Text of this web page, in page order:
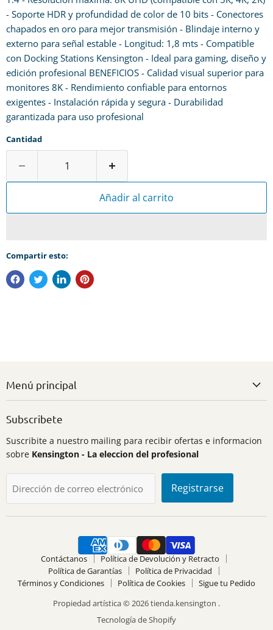
- Soporte HDR y profundidad de color de 10 bits - Conectores
chapados en oro para mejor transmisión - Blindaje interno y
externo para señal estable - Longitud: 1,8 mts - Compatible
con Docking Stations Kensington - Ideal para gaming, diseño y
edición profesional BENEFICIOS - Calidad visual superior para
monitores 8K - Rendimiento confiable para entornos
exigentes - Instalación rápida y segura - Durabilidad
garantizada para uso profesional
Cantidad
Añadir al carrito
Compartir esto:
Menú principal
Subscribete
Suscribite a nuestro mailing para recibir ofertas e informacion
sobre Kensington - La eleccion del profesional
Dirección de correo electrónico Registrarse
Contáctanos
Política de Devolución y Retracto
Política de Garantías
Política de Privacidad
Términos y Condiciones
Política de Cookies
Sigue tu Pedido
Propiedad artística © 2026 tienda.kensington .
Tecnología de Shopify